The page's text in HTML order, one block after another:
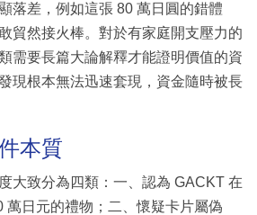
落差，例如這張 80 萬日圓的錯體
貿然接火棒。對於有家庭開支壓力的
需要長篇大論解釋才能證明價值的資
現根本無法迅速套現，資金隨時被長
本質
大致分為四類：一、認為 GACKT 在
萬日元的禮物；二、懷疑卡片屬偽